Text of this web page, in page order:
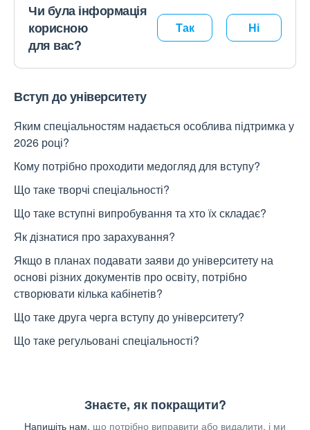
Чи була інформація
корисною
для вас?
Так Ні
Вступ до університету
Яким спеціальностям надається особлива підтримка у
2026 році?
Кому потрібно проходити медогляд для вступу?
Що таке творчі спеціальності?
Що таке вступні випробування та хто їх складає?
Як дізнатися про зарахування?
Якщо в планах подавати заяви до університету на
основі різних документів про освіту, потрібно
створювати кілька кабінетів?
Що таке друга черга вступу до університету?
Що таке регульовані спеціальності?
Знаєте, як покращити?
Напишіть нам, що потрібно виправити або видалити, і ми